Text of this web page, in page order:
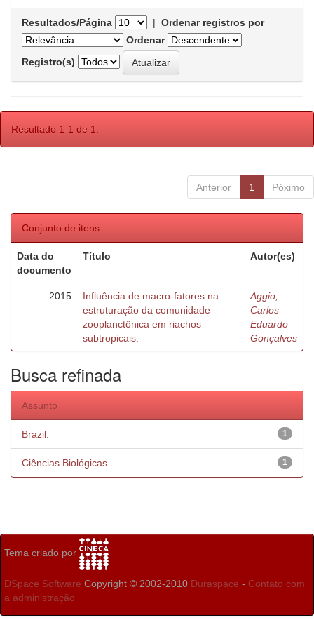
Resultados/Página | Ordenar registros por
Ordenar
Registro(s)
Resultado 1-1 de 1.
Anterior 1 Póximo
Conjunto de itens:
Data do
documento
Título Autor(es)
2015
Influência de macro-fatores na
estruturação da comunidade
zooplanctônica em riachos
subtropicais.
Aggio,
Carlos
Eduardo
Gonçalves
Busca refinada
Assunto
1
Brazil.
1
Ciências Biológicas
Tema criado por
DSpace Software Copyright © 2002-2010 Duraspace - Contato com
a administração